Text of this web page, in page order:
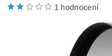
1 hodnocení